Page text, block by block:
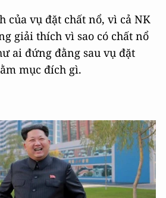
của vụ đặt chất nổ, vì cả NK
giải thích vì sao có chất nổ
ai đứng đằng sau vụ đặt
mục đích gì.